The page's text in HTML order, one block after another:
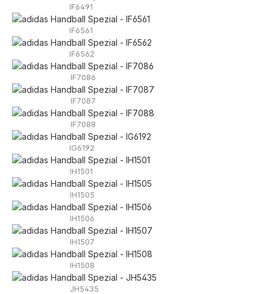
IF6491
IF6561
IF6562
IF7086
IF7087
IF7088
IG6192
IH1501
IH1505
IH1506
IH1507
IH1508
JH5435